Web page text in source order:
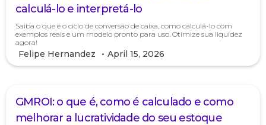
calculá-lo e interpretá-lo
Saiba o que é o ciclo de conversão de caixa, como calculá-lo com
exemplos reais e um modelo pronto para uso. Otimize sua liquidez
agora!
Felipe Hernandez • April 15, 2026
GMROI: o que é, como é calculado e como
melhorar a lucratividade do seu estoque